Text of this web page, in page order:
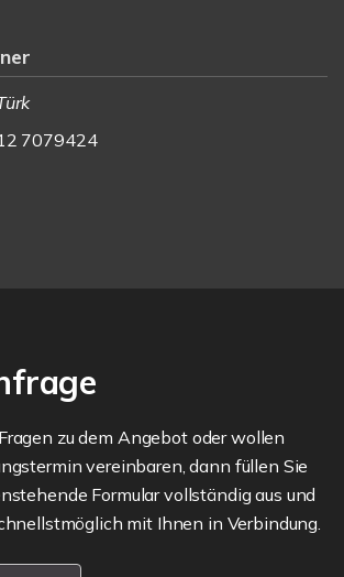
7079424
zu dem Angebot oder wollen
vereinbaren, dann füllen Sie
Formular vollständig aus und
mit Ihnen in Verbindung.